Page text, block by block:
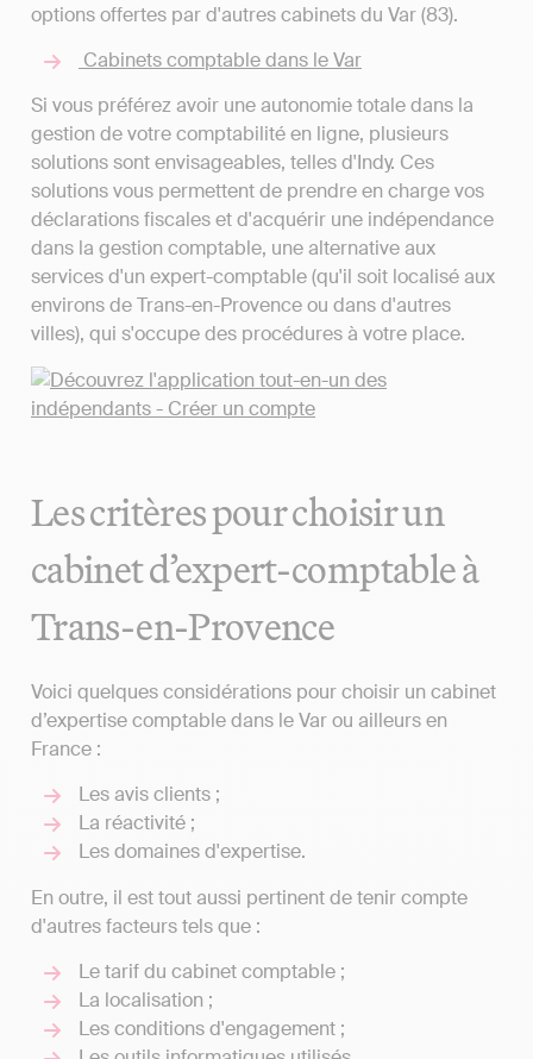
options offertes par d'autres cabinets du Var (83).
Cabinets comptable dans le Var
Si vous préférez avoir une autonomie totale dans la
gestion de votre comptabilité en ligne, plusieurs
solutions sont envisageables, telles d'Indy. Ces
solutions vous permettent de prendre en charge vos
déclarations fiscales et d'acquérir une indépendance
dans la gestion comptable, une alternative aux
services d'un expert-comptable (qu'il soit localisé aux
environs de Trans-en-Provence ou dans d'autres
villes), qui s'occupe des procédures à votre place.
Les critères pour choisir un
cabinet d’expert-comptable à
Trans-en-Provence
Voici quelques considérations pour choisir un cabinet
d’expertise comptable dans le Var ou ailleurs en
France :
Les avis clients ;
La réactivité ;
Les domaines d'expertise.
En outre, il est tout aussi pertinent de tenir compte
d'autres facteurs tels que :
Le tarif du cabinet comptable ;
La localisation ;
Les conditions d'engagement ;